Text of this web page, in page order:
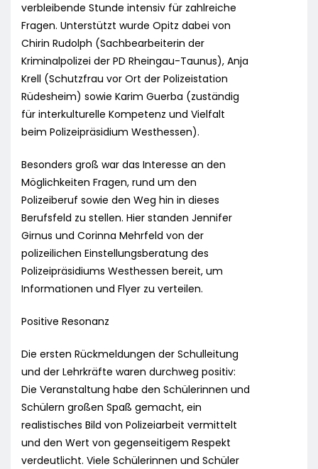
verbleibende Stunde intensiv für zahlreiche
Fragen. Unterstützt wurde Opitz dabei von
Chirin Rudolph (Sachbearbeiterin der
Kriminalpolizei der PD Rheingau-Taunus), Anja
Krell (Schutzfrau vor Ort der Polizeistation
Rüdesheim) sowie Karim Guerba (zuständig
für interkulturelle Kompetenz und Vielfalt
beim Polizeipräsidium Westhessen).
Besonders groß war das Interesse an den
Möglichkeiten Fragen, rund um den
Polizeiberuf sowie den Weg hin in dieses
Berufsfeld zu stellen. Hier standen Jennifer
Girnus und Corinna Mehrfeld von der
polizeilichen Einstellungsberatung des
Polizeipräsidiums Westhessen bereit, um
Informationen und Flyer zu verteilen.
Positive Resonanz
Die ersten Rückmeldungen der Schulleitung
und der Lehrkräfte waren durchweg positiv:
Die Veranstaltung habe den Schülerinnen und
Schülern großen Spaß gemacht, ein
realistisches Bild von Polizeiarbeit vermittelt
und den Wert von gegenseitigem Respekt
verdeutlicht. Viele Schülerinnen und Schüler